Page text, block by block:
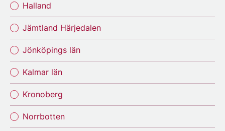
Halland
Jämtland Härjedalen
Jönköpings län
Kalmar län
Kronoberg
Norrbotten